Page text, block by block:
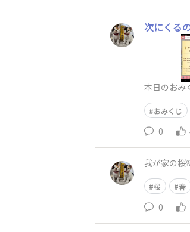
次にくる
本日のおみ
おみくじ
0
我が家の桜
桜 春
0